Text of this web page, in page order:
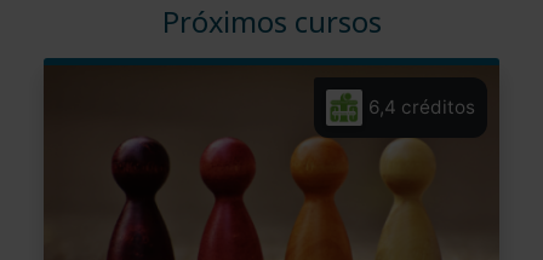
Próximos cursos
6,4 créditos